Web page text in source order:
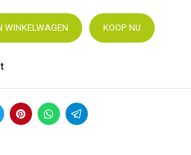
WINKELWAGEN KOOP NU